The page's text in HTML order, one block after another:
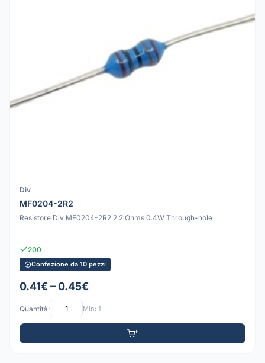
Div
MF0204-2R2
Resistore Div MF0204-2R2 2.2 Ohms 0.4W Through-hole
200
Confezione da 10 pezzi
0.41€ – 0.45€
Quantità: Min: 1